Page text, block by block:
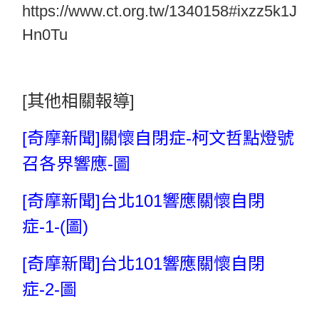
https://www.ct.org.tw/1340158#ixzz5k1J
Hn0Tu
[其他相關報導]
[奇摩新聞]關懷自閉症-柯文哲點燈號
召各界響應-圖
[奇摩新聞]台北101響應關懷自閉
症-1-(圖)
[奇摩新聞]台北101響應關懷自閉
症-2-圖